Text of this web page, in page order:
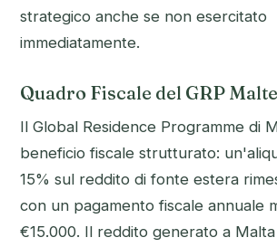
strategico anche se non esercitato
immediatamente.
Quadro Fiscale del GRP
Il Global Residence Programme di
beneficio fiscale strutturato:
15% sul reddito di fonte estera
con un pagamento fiscale annuale
€15.000. Il reddito generato a